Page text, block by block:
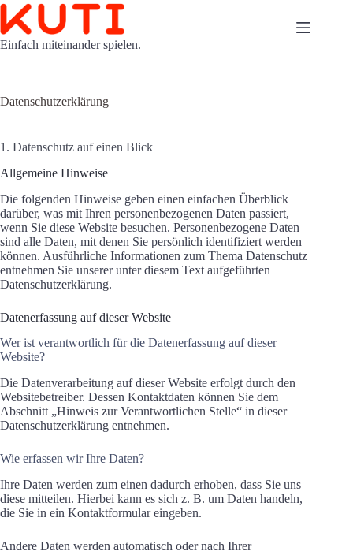
Zum
Inhalt
springen
Einfach miteinander spielen.
Datenschutzerklärung
1. Datenschutz auf einen Blick
Allgemeine Hinweise
Die folgenden Hinweise geben einen einfachen Überblick
darüber, was mit Ihren personenbezogenen Daten passiert,
wenn Sie diese Website besuchen. Personenbezogene Daten
sind alle Daten, mit denen Sie persönlich identifiziert werden
können. Ausführliche Informationen zum Thema Datenschutz
entnehmen Sie unserer unter diesem Text aufgeführten
Datenschutzerklärung.
Datenerfassung auf dieser Website
Wer ist verantwortlich für die Datenerfassung auf dieser
Website?
Die Datenverarbeitung auf dieser Website erfolgt durch den
Websitebetreiber. Dessen Kontaktdaten können Sie dem
Abschnitt „Hinweis zur Verantwortlichen Stelle“ in dieser
Datenschutzerklärung entnehmen.
Wie erfassen wir Ihre Daten?
Ihre Daten werden zum einen dadurch erhoben, dass Sie uns
diese mitteilen. Hierbei kann es sich z. B. um Daten handeln,
die Sie in ein Kontaktformular eingeben.
Andere Daten werden automatisch oder nach Ihrer